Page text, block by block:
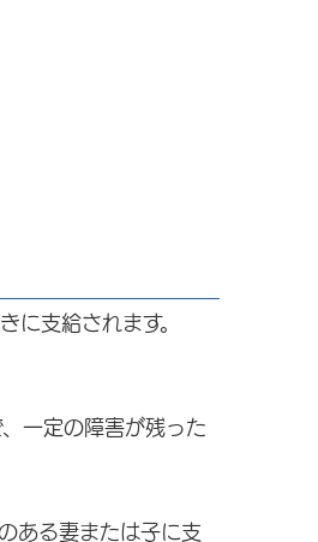
支給されます。
一定の障害が残った
ある妻または子に支